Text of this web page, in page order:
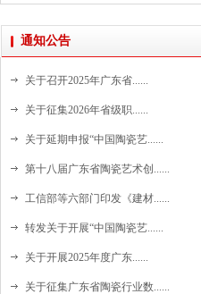
通知公告
关于召开2025年广东省......
关于征集2026年省级职......
关于延期申报“中国陶瓷艺......
第十八届广东省陶瓷艺术创......
工信部等六部门印发《建材......
转发关于开展“中国陶瓷艺......
关于开展2025年度广东......
关于征集广东省陶瓷行业数......